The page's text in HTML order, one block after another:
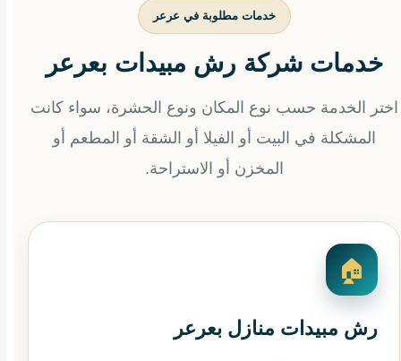
خدمات مطلوبة في عرعر
خدمات شركة رش مبيدات بعرعر
اختر الخدمة حسب نوع المكان ونوع الحشرة، سواء كانت
المشكلة في البيت أو الفيلا أو الشقة أو المطعم أو
المخزن أو الاستراحة.
🏠
رش مبيدات منازل بعرعر